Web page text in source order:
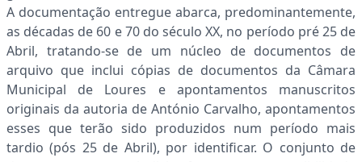
A documentação entregue abarca, predominantemente,
as décadas de 60 e 70 do século XX, no período pré 25 de
Abril, tratando-se de um núcleo de documentos de
arquivo que inclui cópias de documentos da Câmara
Municipal de Loures e apontamentos manuscritos
originais da autoria de António Carvalho, apontamentos
esses que terão sido produzidos num período mais
tardio (pós 25 de Abril), por identificar. O conjunto de